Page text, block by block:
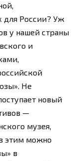
для России? Уж
у нашей страны
и
Не
новый
—
музея,
этим можно
в